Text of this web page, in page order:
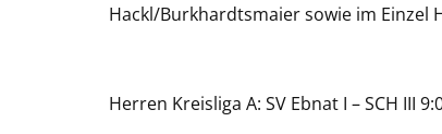
Hackl/Burkhardtsmaier sowie im Einzel
Herren Kreisliga A: SV Ebnat I – SCH III